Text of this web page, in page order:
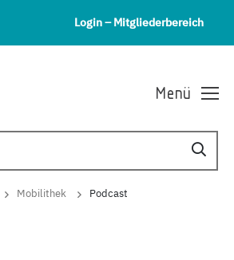
Login – Mitgliederbereich
Menü
Mobilithek Podcast